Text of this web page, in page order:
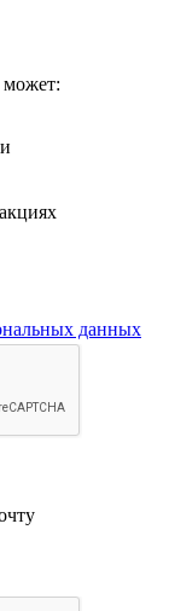
может:
данных